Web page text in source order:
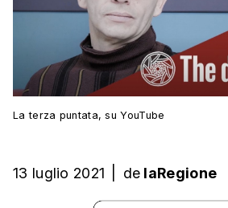
La terza puntata, su YouTube
13 luglio 2021 de laRegione